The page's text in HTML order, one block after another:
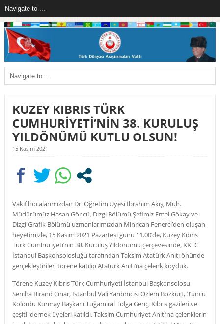
KUZEY KIBRIS TÜRK
CUMHURİYETİ’NİN 38. KURULUŞ
YILDÖNÜMÜ KUTLU OLSUN!
15 Kasım 2021
Vakıf hocalarımızdan Dr. Öğretim Üyesi İbrahim Akış, Muh.
Müdürümüz Hasan Göncü, Dizgi Bölümü Şefimiz Emel Gökay ve
Dizgi-Grafik Bölümü uzmanlarımızdan Mihrican Fenerci’den oluşan
heyetimizle, 15 Kasım 2021 Pazartesi günü 11.00’de, Kuzey Kıbrıs
Türk Cumhuriyeti’nin 38. Kuruluş Yıldönümü çerçevesinde, KKTC
İstanbul Başkonsolosluğu tarafından Taksim Atatürk Anıtı önünde
gerçekleştirilen törene katılıp Atatürk Anıtı’na çelenk koyduk.
Törene Kuzey Kıbrıs Türk Cumhuriyeti İstanbul Başkonsolosu
Seniha Birand Çınar, İstanbul Vali Yardımcısı Özlem Bozkurt, 3’üncü
Kolordu Kurmay Başkanı Tuğamiral Tolga Genç, Kıbrıs gazileri ve
çeşitli dernek üyeleri katıldı. Taksim Cumhuriyet Anıtı’na çelenklerin